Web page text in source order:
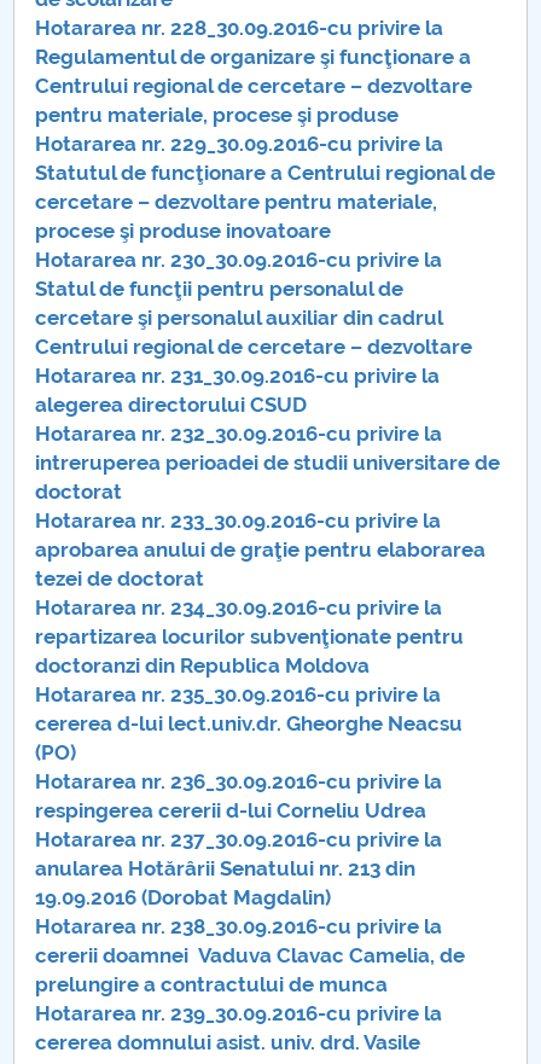
Raportul Conducerii Centrului Universitar Pitești
privind implementarea Planului Operațional 2020-
2024
Parteneri CUP
Centrul de Consiliere și Orientare în Carieră
Chestionar angajabilitate ALUMNI – UPB
CAR2026
MENIU CANTINA
Hotărâri Senat 25 ianuarie 2016
Hotarari Senat din 19 decembrie 2016
Hotărâri Senat 4 februarie 2016
Hotărâri Senat 12 februarie 2016
Hotărâri Senat 4 martie 2016
Hotărâri Senat 21 martie 2016
Hotărâri Senat 11 aprilie 2016
Hotărâri Senat 18 aprilie 2016
Hotărâri Senat din 23 mai 2016
Hotarari Senat din 21 iunie 2016
Hotărâri Senat din 29 iunie 2016
Hotararea nr. 228_30.09.2016-cu privire la
Regulamentul de organizare şi funcţionare a
Centrului regional de cercetare – dezvoltare
pentru materiale, procese şi produse
Hotararea nr. 229_30.09.2016-cu privire la
Statutul de funcţionare a Centrului regional de
cercetare – dezvoltare pentru materiale,
procese şi produse inovatoare
Hotararea nr. 230_30.09.2016-cu privire la
Statul de funcţii pentru personalul de
cercetare şi personalul auxiliar din cadrul
Centrului regional de cercetare – dezvoltare
Hotararea nr. 231_30.09.2016-cu privire la
alegerea directorului CSUD
Hotararea nr. 232_30.09.2016-cu privire la
intreruperea perioadei de studii universitare de
doctorat
Hotararea nr. 233_30.09.2016-cu privire la
aprobarea anului de graţie pentru elaborarea
tezei de doctorat
Hotararea nr. 234_30.09.2016-cu privire la
repartizarea locurilor subvenţionate pentru
doctoranzi din Republica Moldova
Hotararea nr. 235_30.09.2016-cu privire la
cererea d-lui lect.univ.dr. Gheorghe Neacsu
(PO)
Hotararea nr. 236_30.09.2016-cu privire la
respingerea cererii d-lui Corneliu Udrea
Hotararea nr. 237_30.09.2016-cu privire la
anularea Hotărârii Senatului nr. 213 din
19.09.2016 (Dorobat Magdalin)
Hotararea nr. 238_30.09.2016-cu privire la
cererii doamnei Vaduva Clavac Camelia, de
prelungire a contractului de munca
Hotararea nr. 239_30.09.2016-cu privire la
cererea domnului asist. univ. drd. Vasile